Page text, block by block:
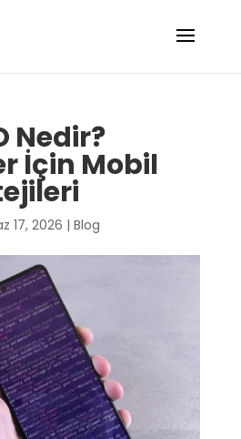
Nedir?
İçin Mobil
17, 2026 | Blog